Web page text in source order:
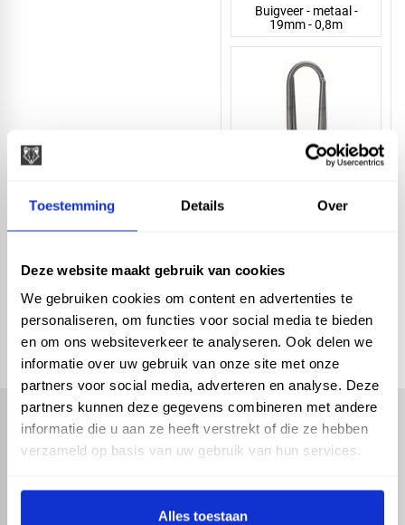
Toestemming Details Over
Deze website maakt gebruik van cookies
We gebruiken cookies om content en advertenties te
personaliseren, om functies voor social media te bieden
en om ons websiteverkeer te analyseren. Ook delen we
informatie over uw gebruik van onze site met onze
partners voor social media, adverteren en analyse. Deze
partners kunnen deze gegevens combineren met andere
informatie die u aan ze heeft verstrekt of die ze hebben
verzameld op basis van uw gebruik van hun services.
Alles toestaan
Buigveer - metaal -
19mm - 0,8m
Buigveer - metaal -
check_circleVanaf€ 500,-gratis bezorgd
beoordelingen
check_circle2-5dagen levertijd